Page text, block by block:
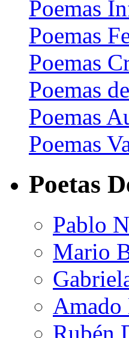
Poemas
Poemas
Poemas
Poemas
Poemas
Poemas
Poetas
Pablo
Mario
Amado
Rubén